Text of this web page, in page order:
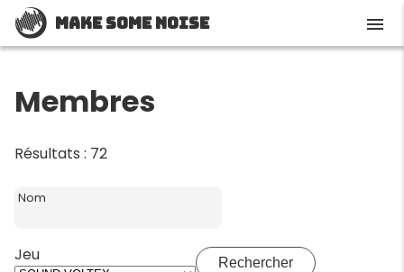
Make Some Noise menu
Membres
Résultats : 72
Nom
Jeu Rechercher